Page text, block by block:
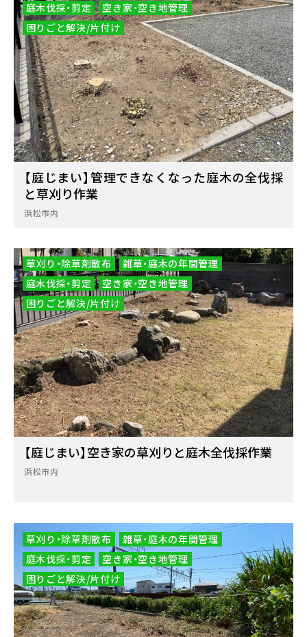
【庭じまい】管理できなくなった庭木の全伐採
と草刈り作業
浜松市内
庭木伐採・剪定
空き家・空き地管理
困りごと解決/片付け
【庭じまい】空き家の草刈りと庭木全伐採作業
浜松市内
草刈り・除草剤散布
雑草・庭木の年間管理
庭木伐採・剪定
空き家・空き地管理
困りごと解決/片付け
草刈り・除草剤散布
雑草・庭木の年間管理
庭木伐採・剪定
空き家・空き地管理
困りごと解決/片付け